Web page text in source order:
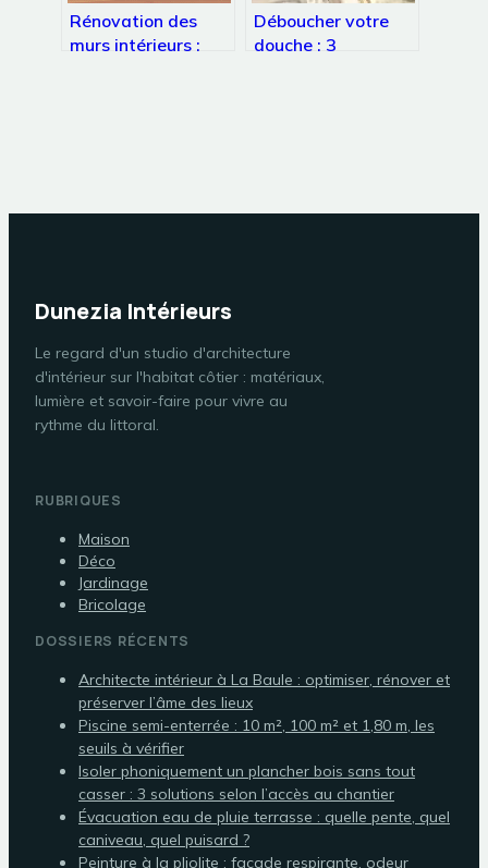
Rénovation des
murs intérieurs :
Déboucher votre
douche : 3
Dunezia Intérieurs
Le regard d'un studio d'architecture
d'intérieur sur l'habitat côtier : matériaux,
lumière et savoir-faire pour vivre au
rythme du littoral.
RUBRIQUES
Maison
Déco
Jardinage
Bricolage
DOSSIERS RÉCENTS
Architecte intérieur à La Baule : optimiser, rénover et
préserver l’âme des lieux
Piscine semi-enterrée : 10 m², 100 m² et 1,80 m, les
seuils à vérifier
Isoler phoniquement un plancher bois sans tout
casser : 3 solutions selon l’accès au chantier
Évacuation eau de pluie terrasse : quelle pente, quel
caniveau, quel puisard ?
Peinture à la pliolite : façade respirante, odeur